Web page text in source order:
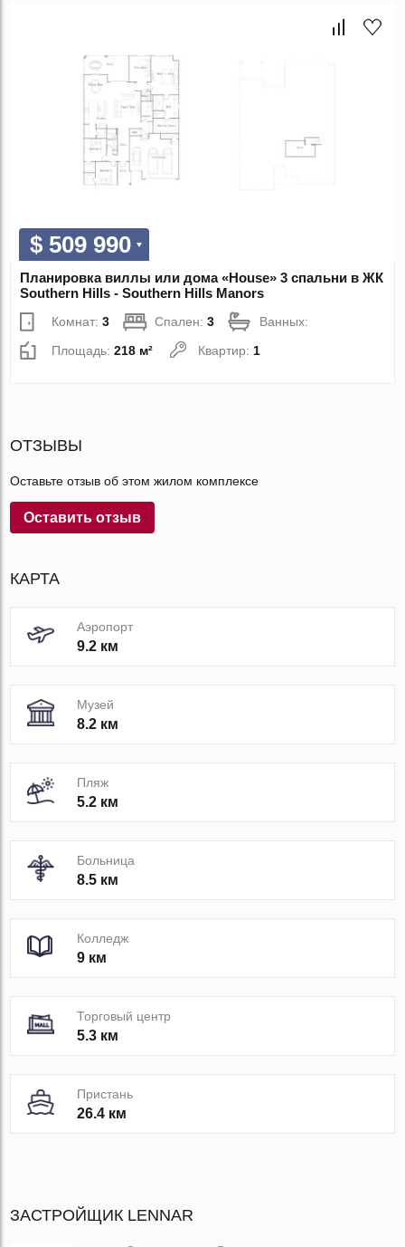
$ 509 990
Планировка виллы или дома «House» 3 спальни в ЖК
Southern Hills - Southern Hills Manors
Комнат:3 Спален:3
Ванных:
Площадь:218 м² Квартир: 1
ОТЗЫВЫ
Оставьте отзыв об этом жилом комплексе
Оставить отзыв
КАРТА
Аэропорт
9.2 км
Музей
8.2 км
Пляж
5.2 км
Больница
8.5 км
Колледж
9 км
Торговый центр
5.3 км
Пристань
26.4 км
ЗАСТРОЙЩИК LENNAR